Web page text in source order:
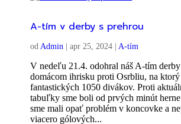
A-tím v derby s prehrou
od Admin |apr 25, 2024 | A-tím
V nedeľu 21.4. odohral náš A-tím derby
domácom ihrisku proti Osrbliu, na
fantastických 1050 divákov. Proti
tabuľky sme boli od prvých minút
sme mali opať problém v koncovke a
viacero gólových...